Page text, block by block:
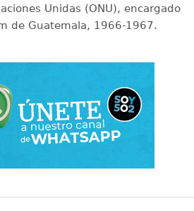
Unidas (ONU), encargado
de Guatemala, 1966-1967.